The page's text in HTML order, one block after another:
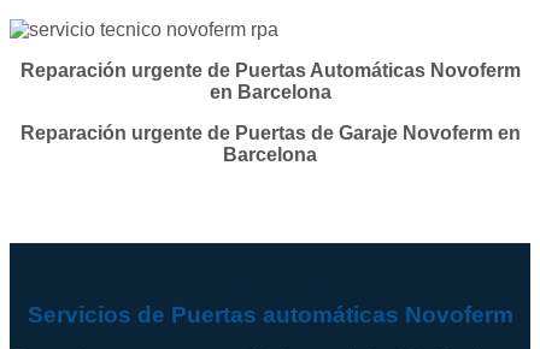
Reparación urgente de Puertas Automáticas Novoferm
en Barcelona
Reparación urgente de Puertas de Garaje Novoferm en
Barcelona
Servicios de Puertas automáticas Novoferm